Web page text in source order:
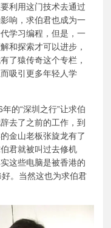
利用这门技术去通过
响，求伯君也成为一
学习编程，但是，一
和探索才可以进步，
了猿传奇这个专栏，
吸引更多年轻人学
的“深圳之行”让求伯
去了之前的工作，到
金山老板张旋龙有了
君就被叫过去修机
这些电脑是被香港的
。当然这也为求伯君